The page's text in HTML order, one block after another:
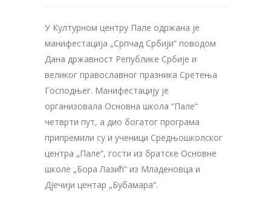
У Културном центру Пале одржана је
манифестација „Српчад Србији“ поводом
Дана државност Републике Србије и
великог православног празника Сретења
Господњег. Манифестацију је
организовала Основна школа “Пале“
четврти пут, а дио богатог програма
припремили су и ученици Средњошколског
центра „Пале“, гости из братске Основне
школе „Бора Лазић“ из Младеновца и
Дјечији центар „Бубамара“.